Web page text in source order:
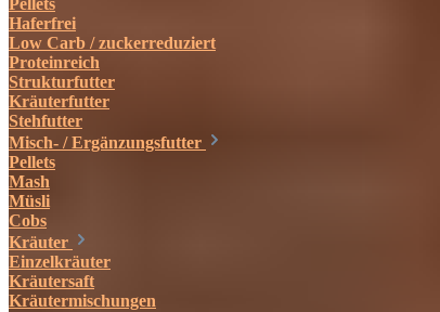
Pellets
Haferfrei
Low Carb / zuckerreduziert
Proteinreich
Strukturfutter
Kräuterfutter
Stehfutter
Misch- / Ergänzungsfutter
Pellets
Mash
Müsli
Cobs
Kräuter
Einzelkräuter
Kräutersaft
Kräutermischungen